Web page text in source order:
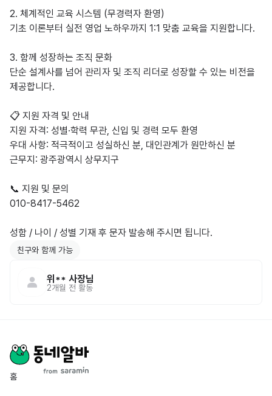
2. 체계적인 교육 시스템 (무경력자 환영)
기초 이론부터 실전 영업 노하우까지 1:1 맞춤 교육을 지원합니다.
3. 함께 성장하는 조직 문화
단순 설계사를 넘어 관리자 및 조직 리더로 성장할 수 있는 비전을
제공합니다.
📋 지원 자격 및 안내
지원 자격: 성별·학력 무관, 신입 및 경력 모두 환영
우대 사항: 적극적이고 성실하신 분, 대인관계가 원만하신 분
근무지: 광주광역시 상무지구
📞 지원 및 문의
010-8417-5462
성함 / 나이 / 성별 기재 후 문자 발송해 주시면 됩니다.
친구와 함께 가능
위** 사장님
2개월 전 활동
홈